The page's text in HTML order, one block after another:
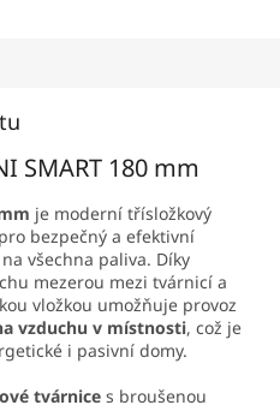
SMART 180 mm
je moderní třísložkový
bezpečný a efektivní
všechna paliva. Díky
mezerou mezi tvárnicí a
vložkou umožňuje provoz
vzduchu v místnosti, což je
i pasivní domy.
tvárnice s broušenou